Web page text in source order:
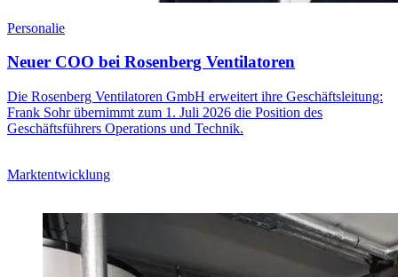
Personalie
Neuer COO bei Rosenberg Ventilatoren
Die Rosenberg Ventilatoren GmbH erweitert ihre Geschäftsleitung:
Frank Sohr übernimmt zum 1. Juli 2026 die Position des
Geschäftsführers Operations und Technik.
Marktentwicklung